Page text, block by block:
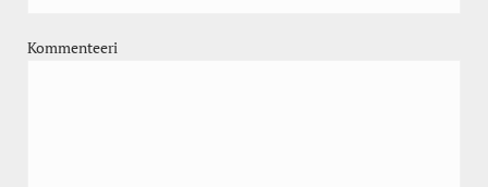
Kommenteeri